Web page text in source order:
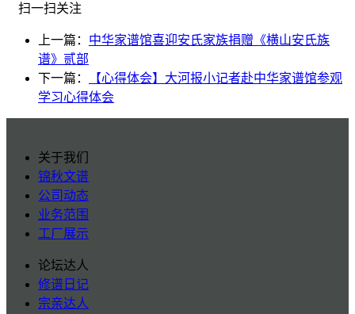
扫一扫关注
上一篇： 中华家谱馆喜迎安氏家族捐赠《横山安氏族
谱》贰部
下一篇：
【心得体会】大河报小记者赴中华家谱馆参观
学习心得体会
关于我们
锦秋文谱
公司动态
业务范围
工厂展示
论坛达人
修谱日记
宗亲达人